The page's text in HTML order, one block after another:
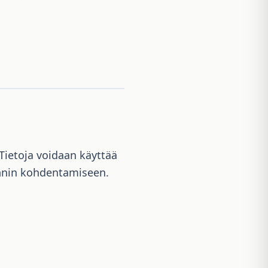
voidaan käyttää
kohdentamiseen.